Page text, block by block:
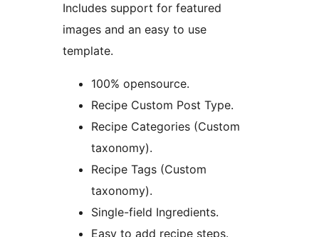
Includes support for featured
images and an easy to use
template.
100% opensource.
Recipe Custom Post Type.
Recipe Categories (Custom
taxonomy).
Recipe Tags (Custom
taxonomy).
Single-field Ingredients.
Easy to add recipe steps.